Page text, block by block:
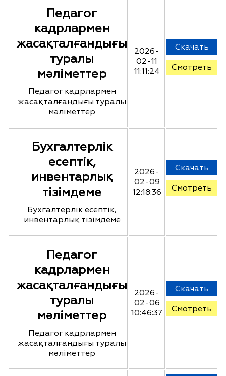
Педагог
кадрлармен
жасақталғандығы
туралы
мәліметтер
Педагог кадрлармен
жасақталғандығы туралы
мәліметтер
2026-
02-11
11:11:24
Скачать
Смотреть
Бухгалтерлік
есептік,
инвентарлық
тізімдеме
Бухгалтерлік есептік,
инвентарлық тізімдеме
2026-
02-09
12:18:36
Скачать
Смотреть
Педагог
кадрлармен
жасақталғандығы
туралы
мәліметтер
Педагог кадрлармен
жасақталғандығы туралы
мәліметтер
2026-
02-06
10:46:37
Скачать
Смотреть